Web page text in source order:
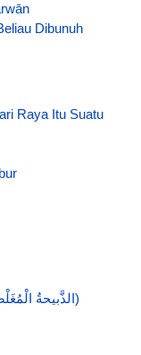
Dibunuh
Raya Itu Suatu
Haiwan Sembelihan Mughalsamah (الذَّبيحةُ الْمُغَلْصَمةُ)